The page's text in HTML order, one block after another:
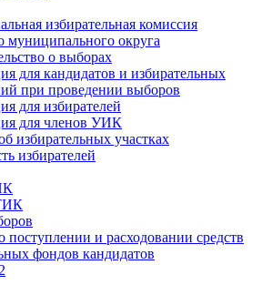
избирательная комиссия
муниципального округа
о выборах
для кандидатов и избирательных
при проведении выборов
для избирателей
для членов УИК
избирательных участках
избирателей
поступлении и расходовании средств
фондов кандидатов